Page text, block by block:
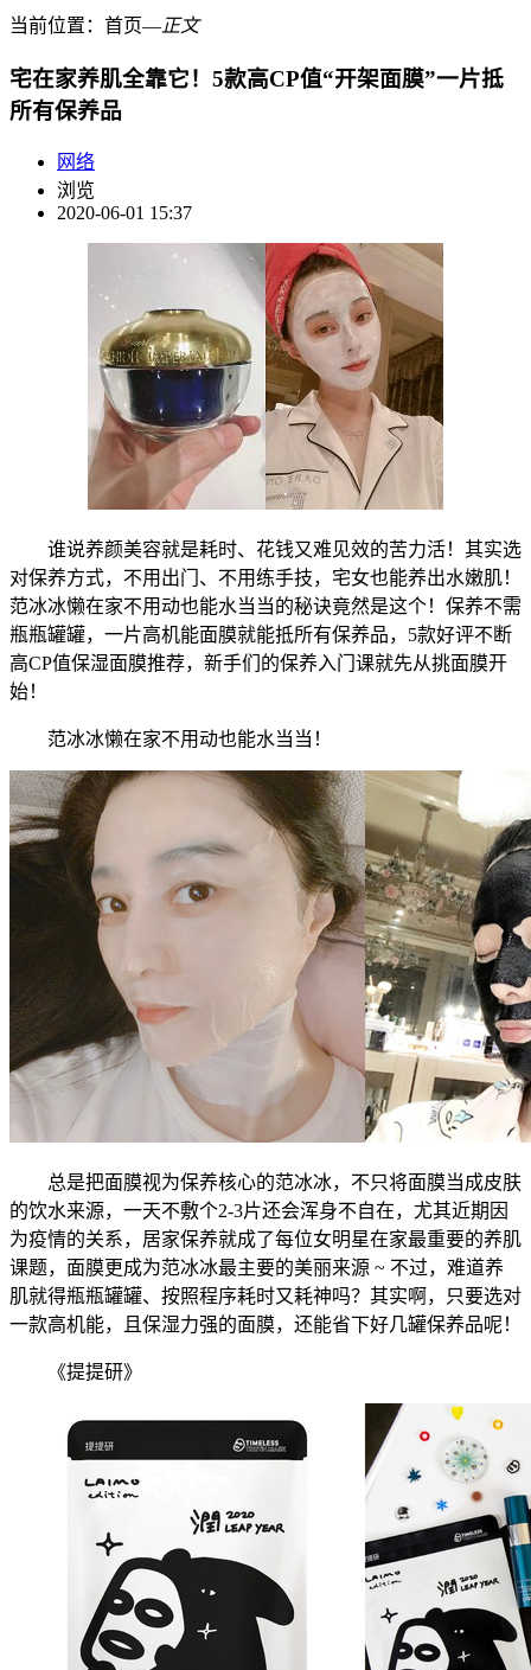
当前位置： 首页―正文
宅在家养肌全靠它！5款高CP值“开架面膜”一片抵
所有保养品
网络
浏览
2020-06-01 15:37
谁说养颜美容就是耗时、花钱又难见效的苦力活！其实选
对保养方式，不用出门、不用练手技，宅女也能养出水嫩肌！
范冰冰懒在家不用动也能水当当的秘诀竟然是这个！保养不需
瓶瓶罐罐，一片高机能面膜就能抵所有保养品，5款好评不断
高CP值保湿面膜推荐，新手们的保养入门课就先从挑面膜开
始！
范冰冰懒在家不用动也能水当当！
总是把面膜视为保养核心的范冰冰，不只将面膜当成皮肤
的饮水来源，一天不敷个2-3片还会浑身不自在，尤其近期因
为疫情的关系，居家保养就成了每位女明星在家最重要的养肌
课题，面膜更成为范冰冰最主要的美丽来源 ~ 不过，难道养
肌就得瓶瓶罐罐、按照程序耗时又耗神吗？其实啊，只要选对
一款高机能，且保湿力强的面膜，还能省下好几罐保养品呢！
《提提研》